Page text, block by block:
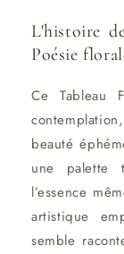
L'histoire
Poésie
Ce Tableau
beauté
une palette
l’essence
artistique
semble